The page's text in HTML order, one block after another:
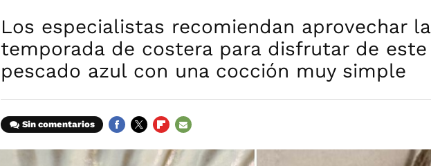
Los especialistas recomiendan aprovechar la
temporada de costera para disfrutar de este
pescado azul con una cocción muy simple
Sin comentarios
MAIL